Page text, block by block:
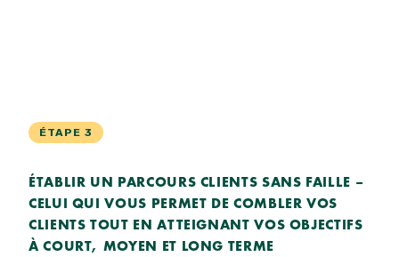
ÉTAPE 3
ÉTABLIR UN PARCOURS CLIENTS SANS FAILLE –
CELUI QUI VOUS PERMET DE COMBLER VOS
CLIENTS TOUT EN ATTEIGNANT VOS OBJECTIFS
À COURT, MOYEN ET LONG TERME